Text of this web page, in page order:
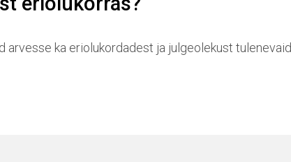
arvesse ka eriolukordadest ja julgeolekust tulenevaid